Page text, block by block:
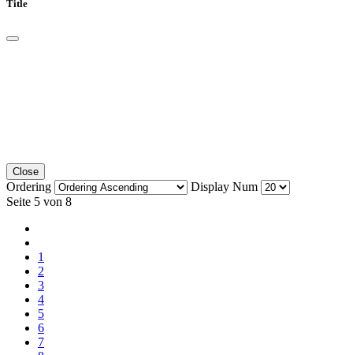
Title
Close
Ordering
Display Num
Seite 5 von 8
1
2
3
4
5
6
7